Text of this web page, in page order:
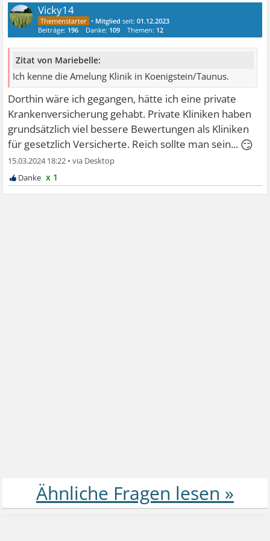
Vicky14
• Mitglied seit:01.12.2023
Beiträge: 196 Danke: 109 Themen: 12
Zitat von Mariebelle:
Ich kenne die Amelung Klinik in Koenigstein/Taunus.
Dorthin wäre ich gegangen, hätte ich eine private
Krankenversicherung gehabt. Private Kliniken haben
grundsätzlich viel bessere Bewertungen als Kliniken
für gesetzlich Versicherte. Reich sollte man sein... 😏
15.03.2024 18:22 •
x 1